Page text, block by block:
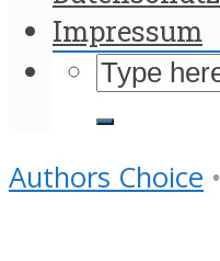
Impressum
Authors Choice •